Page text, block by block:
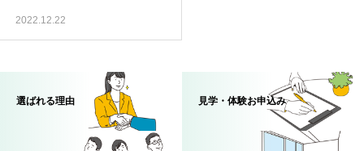
2022.12.22
選ばれる理由 見学・体験お申込み